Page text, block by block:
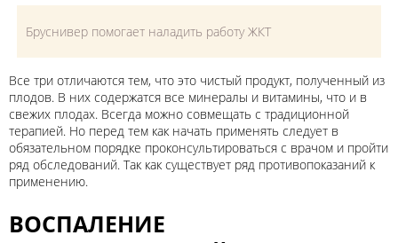
Бруснивер помогает наладить работу ЖКТ
Все три отличаются тем, что это чистый продукт, полученный из
плодов. В них содержатся все минералы и витамины, что и в
свежих плодах. Всегда можно совмещать с традиционной
терапией. Но перед тем как начать применять следует в
обязательном порядке проконсультироваться с врачом и пройти
ряд обследований. Так как существует ряд противопоказаний к
применению.
ВОСПАЛЕНИЕ